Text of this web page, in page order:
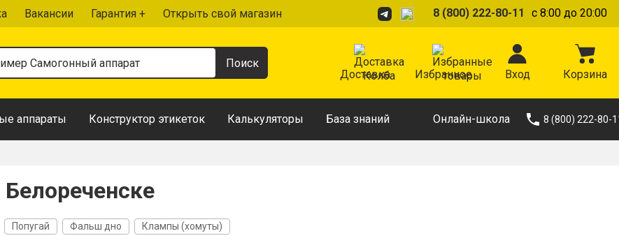
Вакансии Гарантия + Открыть свой магазин 8 (800) 222-80-11 с 8:00 до 20:00
Доставка Избранное Вход Корзина
аппараты Конструктор этикеток Калькуляторы База знаний Онлайн-школа 8 (800) 222-80-
Попугай Фальш дно Клампы (хомуты)